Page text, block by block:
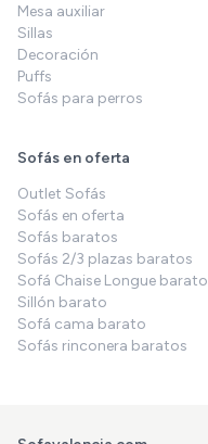
Mesa auxiliar
Sillas
Decoración
Puffs
Sofás para perros
Sofás en oferta
Outlet Sofás
Sofás en oferta
Sofás baratos
Sofás 2/3 plazas baratos
Sofá Chaise Longue barato
Sillón barato
Sofá cama barato
Sofás rinconera baratos